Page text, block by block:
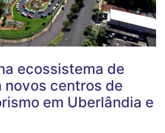
ecossistema de
novos centros de
em Uberlândia e